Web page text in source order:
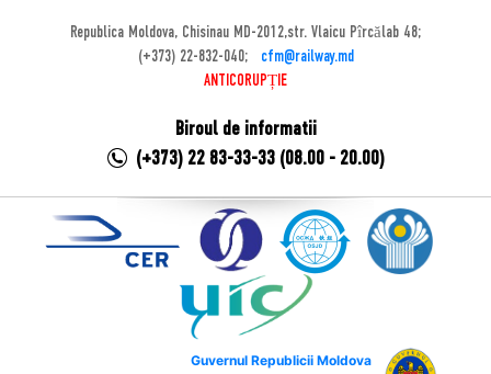
Republica Moldova, Chisinau MD-2012,str. Vlaicu Pîrcălab 48;
(+373) 22-832-040;
cfm@railway.md
ANTICORUPȚIE
Biroul de informatii
(+373) 22 83-33-33 (08.00 - 20.00)
Guvernul Republicii Moldova